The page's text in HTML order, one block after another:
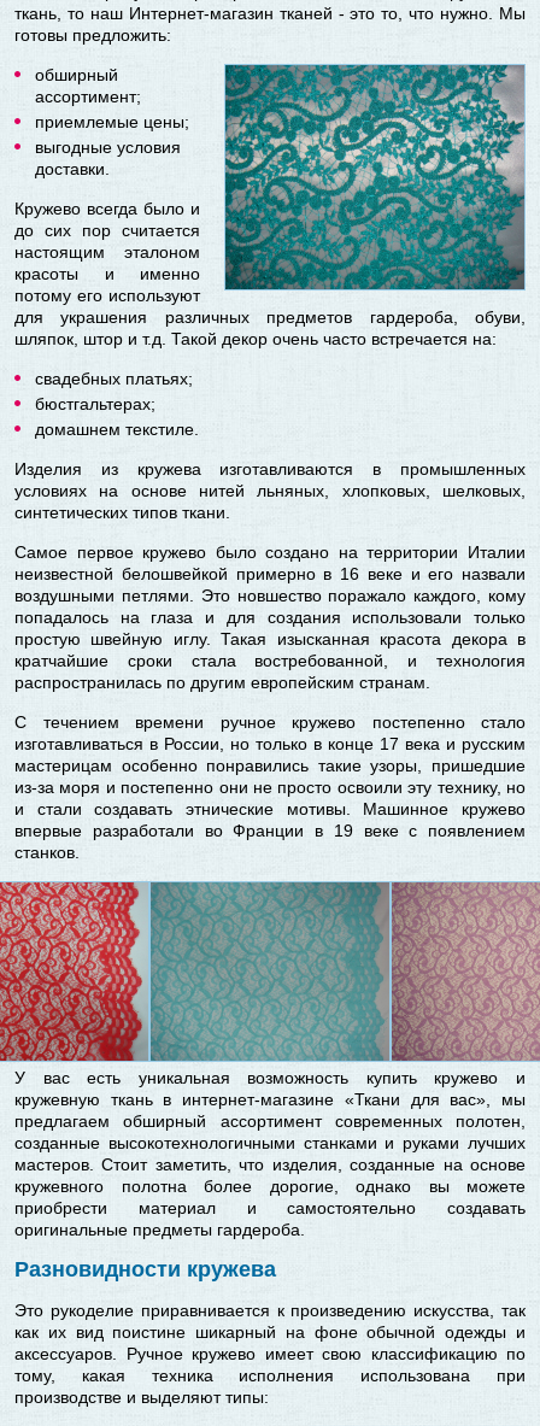
ткань, то наш Интернет-магазин тканей - это то, что нужно. Мы
готовы предложить:
обширный
ассортимент;
приемлемые цены;
выгодные условия
доставки.
Кружево всегда было и
до сих пор считается
настоящим эталоном
красоты и именно
потому его используют
для украшения различных предметов гардероба, обуви,
шляпок, штор и т.д. Такой декор очень часто встречается на:
свадебных платьях;
бюстгальтерах;
домашнем текстиле.
Изделия из кружева изготавливаются в промышленных
условиях на основе нитей льняных, хлопковых, шелковых,
синтетических типов ткани.
Самое первое кружево было создано на территории Италии
неизвестной белошвейкой примерно в 16 веке и его назвали
воздушными петлями. Это новшество поражало каждого, кому
попадалось на глаза и для создания использовали только
простую швейную иглу. Такая изысканная красота декора в
кратчайшие сроки стала востребованной, и технология
распространилась по другим европейским странам.
С течением времени ручное кружево постепенно стало
изготавливаться в России, но только в конце 17 века и русским
мастерицам особенно понравились такие узоры, пришедшие
из-за моря и постепенно они не просто освоили эту технику, но
и стали создавать этнические мотивы. Машинное кружево
впервые разработали во Франции в 19 веке с появлением
станков.
У вас есть уникальная возможность купить кружево и
кружевную ткань в интернет-магазине «Ткани для вас», мы
предлагаем обширный ассортимент современных полотен,
созданные высокотехнологичными станками и руками лучших
мастеров. Стоит заметить, что изделия, созданные на основе
кружевного полотна более дорогие, однако вы можете
приобрести материал и самостоятельно создавать
оригинальные предметы гардероба.
Разновидности кружева
Это рукоделие приравнивается к произведению искусства, так
как их вид поистине шикарный на фоне обычной одежды и
аксессуаров. Ручное кружево имеет свою классификацию по
тому, какая техника исполнения использована при
производстве и выделяют типы: